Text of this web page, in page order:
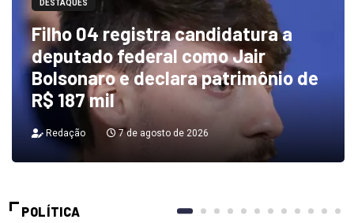
DESTAQUES
Filho 04 registra candidatura a
deputado federal como Jair
Bolsonaro e declara patrimônio de
R$ 187 mil
Redação 7 de agosto de 2026
POLÍTICA